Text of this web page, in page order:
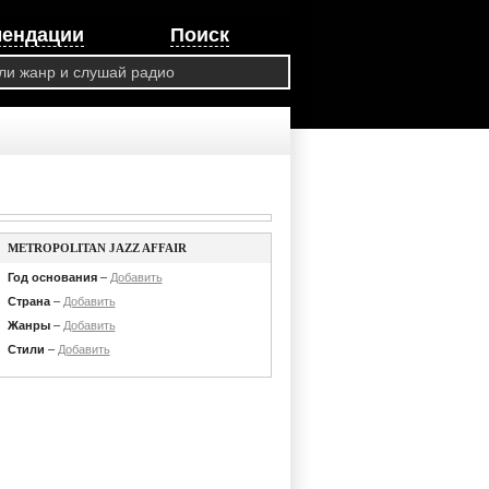
Поиск
METROPOLITAN JAZZ AFFAIR
Год основания– Добавить
Страна– Добавить
Жанры– Добавить
Стили – Добавить